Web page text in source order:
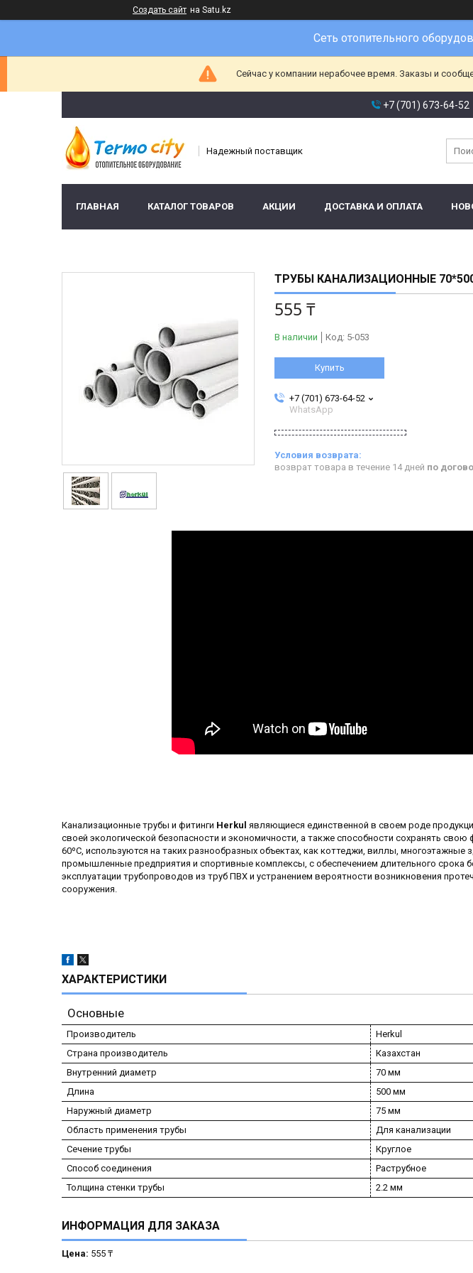
Создать сайт на Satu.kz
Сеть отопительного
Сейчас у компании нерабочее время. Заказы и
+7 (701) 673-64-52
Надежный поставщик
ГЛАВНАЯ КАТАЛОГ ТОВАРОВ АКЦИИ ДОСТАВКА И ОПЛАТА
ТРУБЫ КАНАЛИЗАЦИОННЫЕ 70*500
555 ₸
В наличии Код: 5-053
Купить
+7 (701) 673-64-52
WhatsApp
возврат товара в течение 14 дней по
Канализационные трубы и фитинги Herkul являющиеся единственной в своем роде
своей экологической безопасности и экономичности, а также способности сохранять свою
60ºC, используются на таких разнообразных объектах, как коттеджи, виллы, многоэтажные
промышленные предприятия и спортивные комплексы, с обеспечением длительного срока
эксплуатации трубопроводов из труб ПВХ и устранением вероятности возникновения
сооружения.
ХАРАКТЕРИСТИКИ
Основные
Производитель
Herkul
Страна производитель
Казахстан
Внутренний диаметр
70 мм
Длина
500 мм
Наружный диаметр
75 мм
Область применения трубы
Для канализации
Сечение трубы
Круглое
Способ соединения
Раструбное
Толщина стенки трубы
2.2 мм
ИНФОРМАЦИЯ ДЛЯ ЗАКАЗА
Цена: 555 ₸